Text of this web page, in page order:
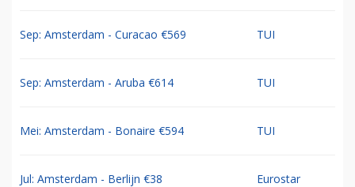
Sep: Amsterdam - Curacao €569 TUI
Sep: Amsterdam - Aruba €614 TUI
Mei: Amsterdam - Bonaire €594 TUI
Jul: Amsterdam - Berlijn €38 Eurostar